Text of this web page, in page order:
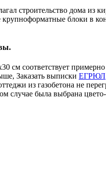
строительство дома из
крупноформатные блоки в
см соответствует
Заказать выписки ЕГРЮЛ
из газобетона не
случае была выбрана